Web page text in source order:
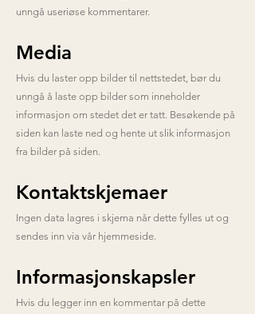
unngå useriøse kommentarer.
Media
Hvis du laster opp bilder til nettstedet, bør du
unngå å laste opp bilder som inneholder
informasjon om stedet det er tatt. Besøkende på
siden kan laste ned og hente ut slik informasjon
fra bilder på siden.
Kontaktskjemaer
Ingen data lagres i skjema når dette fylles ut og
sendes inn via vår hjemmeside.
Informasjonskapsler
Hvis du legger inn en kommentar på dette